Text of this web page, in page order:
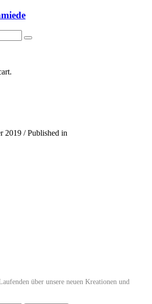
2019 /Published in
über unsere neuen Kreationen und